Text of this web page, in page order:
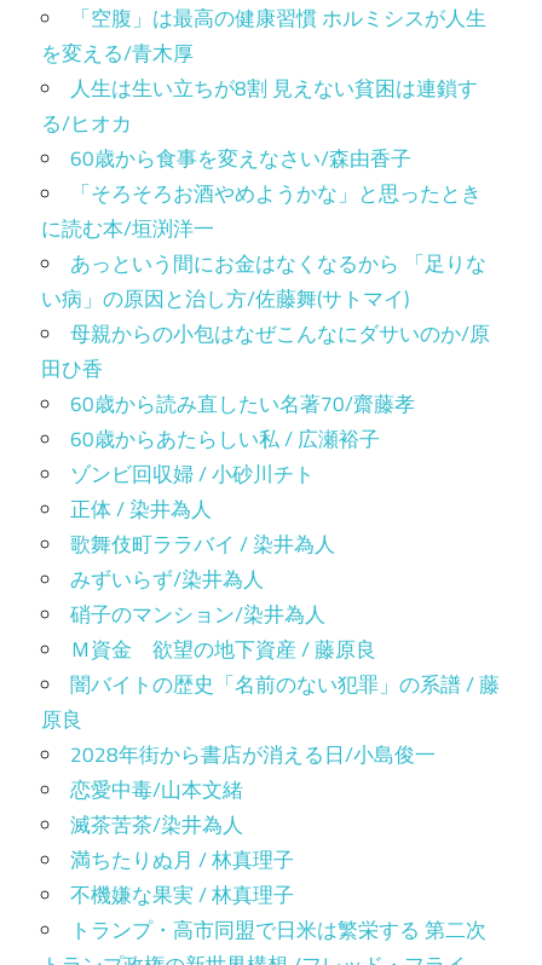
「空腹」は最高の健康習慣 ホルミシスが人生
を変える/青木厚
人生は生い立ちが8割 見えない貧困は連鎖す
る/ヒオカ
60歳から食事を変えなさい/森由香子
「そろそろお酒やめようかな」と思ったとき
に読む本/垣渕洋一
あっという間にお金はなくなるから 「足りな
い病」の原因と治し方/佐藤舞(サトマイ)
母親からの小包はなぜこんなにダサいのか/原
田ひ香
60歳から読み直したい名著70/齋藤孝
60歳からあたらしい私 / 広瀬裕子
ゾンビ回収婦 / 小砂川チト
正体 / 染井為人
歌舞伎町ララバイ / 染井為人
みずいらず/染井為人
硝子のマンション/染井為人
Ｍ資金 欲望の地下資産 / 藤原良
闇バイトの歴史「名前のない犯罪」の系譜 / 藤
原良
2028年街から書店が消える日/小島俊一
恋愛中毒/山本文緒
滅茶苦茶/染井為人
満ちたりぬ月 / 林真理子
不機嫌な果実 / 林真理子
トランプ・高市同盟で日米は繁栄する 第二次